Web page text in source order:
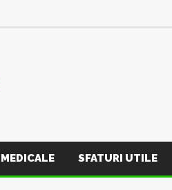
SFATURI UTILE